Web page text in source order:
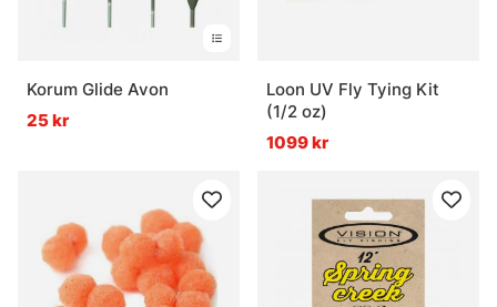
Korum Glide Avon
25 kr
Loon UV Fly Tying Kit
(1/2 oz)
1099 kr